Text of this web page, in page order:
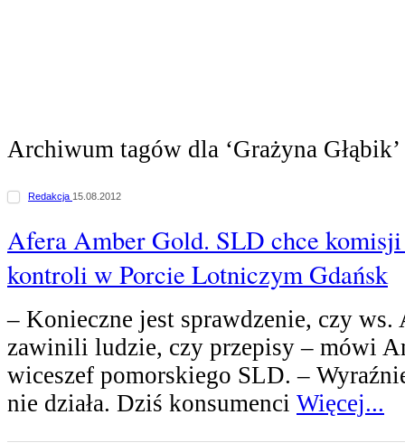
Archiwum tagów dla ‘Grażyna Głąbik’
Redakcja 15.08.2012
Afera Amber Gold. SLD chce
kontroli w Porcie Lotniczym Gdańsk
– Konieczne jest sprawdzenie, czy ws.
zawinili ludzie, czy przepisy – mówi
wiceszef pomorskiego SLD. –
nie działa. Dziś konsumenci Więcej...